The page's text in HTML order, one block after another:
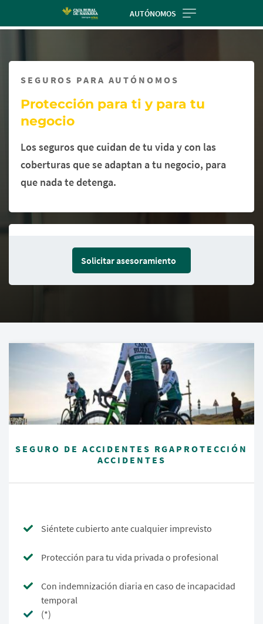
Skip
AUTÓNOMOS
por
favor
SEGUROS PARA AUTÓNOMOS
Protección para ti y para tu
negocio
Los seguros que cuidan de tu vida y con las
coberturas que se adaptan a tu negocio, para
que nada te detenga.
Solicitar asesoramiento
SEGURO DE ACCIDENTES RGAPROTECCIÓN
ACCIDENTES
Siéntete cubierto ante cualquier imprevisto
Protección para tu vida privada o profesional
Con indemnización diaria en caso de incapacidad
temporal
(*)